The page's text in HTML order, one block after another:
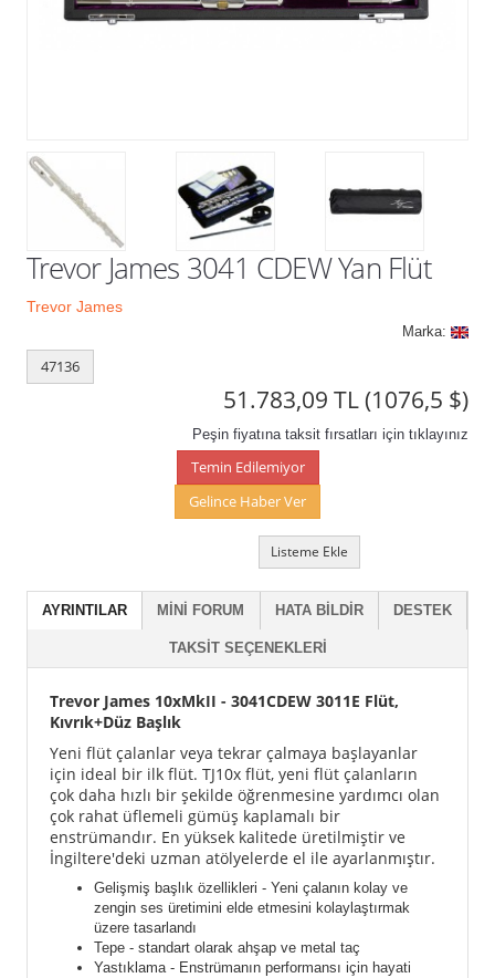
Kampanyalar
Trevor James 3041 CDEW Yan Flüt
Trevor James
Marka:
47136
51.783,09 TL(1076,5 $)
Peşin fiyatına taksit fırsatları için tıklayınız
Temin Edilemiyor
Gelince Haber Ver
Listeme Ekle
AYRINTILAR MINI FORUM HATA BILDIR DESTEK
TAKSIT SEÇENEKLERI
Trevor James 10xMkII - 3041CDEW 3011E Flüt,
Kıvrık+Düz Başlık
Yeni flüt çalanlar veya tekrar çalmaya başlayanlar
için ideal bir ilk flüt. TJ10x flüt, yeni flüt çalanların
çok daha hızlı bir şekilde öğrenmesine yardımcı olan
çok rahat üflemeli gümüş kaplamalı bir
enstrümandır. En yüksek kalitede üretilmiştir ve
İngiltere'deki uzman atölyelerde el ile ayarlanmıştır.
Gelişmiş başlık özellikleri - Yeni çalanın kolay ve
zengin ses üretimini elde etmesini kolaylaştırmak
üzere tasarlandı
Tepe - standart olarak ahşap ve metal taç
Yastıklama - Enstrümanın performansı için hayati